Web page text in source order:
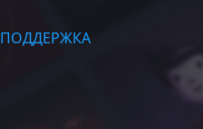
ПОДДЕРЖКА